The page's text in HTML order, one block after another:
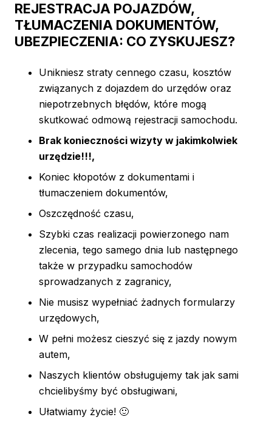
REJESTRACJA POJAZDÓW,
TŁUMACZENIA DOKUMENTÓW,
UBEZPIECZENIA: CO ZYSKUJESZ?
Unikniesz straty cennego czasu, kosztów
związanych z dojazdem do urzędów oraz
niepotrzebnych błędów, które mogą
skutkować odmową rejestracji samochodu.
Brak konieczności wizyty w jakimkolwiek
urzędzie!!!,
Koniec kłopotów z dokumentami i
tłumaczeniem dokumentów,
Oszczędność czasu,
Szybki czas realizacji powierzonego nam
zlecenia, tego samego dnia lub następnego
także w przypadku samochodów
sprowadzanych z zagranicy,
Nie musisz wypełniać żadnych formularzy
urzędowych,
W pełni możesz cieszyć się z jazdy nowym
autem,
Naszych klientów obsługujemy tak jak sami
chcielibyśmy być obsługiwani,
Ułatwiamy życie! 🙂